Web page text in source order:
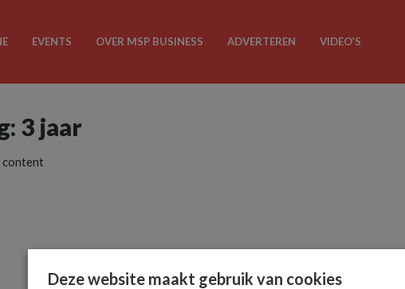
EVENTS OVER MSP BUSINESS ADVERTEREN VIDEO’S
3 jaar
content
Deze website maakt gebruik van cookies